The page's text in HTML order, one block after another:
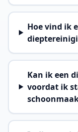
Hoe vind ik
Kan ik een
voordat ik